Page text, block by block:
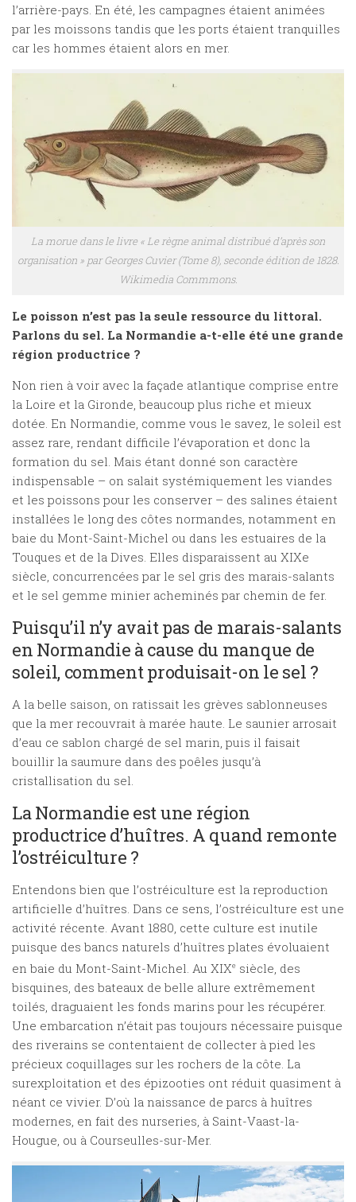
l’arrière-pays. En été, les campagnes étaient animées
par les moissons tandis que les ports étaient tranquilles
car les hommes étaient alors en mer.
La morue dans le livre « Le règne animal distribué d’après son
organisation » par Georges Cuvier (Tome 8), seconde édition de 1828.
Wikimedia Commmons.
Le poisson n’est pas la seule ressource du littoral.
Parlons du sel. La Normandie a-t-elle été une grande
région productrice ?
Non rien à voir avec la façade atlantique comprise entre
la Loire et la Gironde, beaucoup plus riche et mieux
dotée. En Normandie, comme vous le savez, le soleil est
assez rare, rendant difficile l’évaporation et donc la
formation du sel. Mais étant donné son caractère
indispensable – on salait systémiquement les viandes
et les poissons pour les conserver – des salines étaient
installées le long des côtes normandes, notamment en
baie du Mont-Saint-Michel ou dans les estuaires de la
Touques et de la Dives. Elles disparaissent au XIXe
siècle, concurrencées par le sel gris des marais-salants
et le sel gemme minier acheminés par chemin de fer.
Puisqu’il n’y avait pas de marais-salants
en Normandie à cause du manque de
soleil, comment produisait-on le sel ?
A la belle saison, on ratissait les grèves sablonneuses
que la mer recouvrait à marée haute. Le saunier arrosait
d’eau ce sablon chargé de sel marin, puis il faisait
bouillir la saumure dans des poêles jusqu’à
cristallisation du sel.
La Normandie est une région
productrice d’huîtres. A quand remonte
l’ostréiculture ?
Entendons bien que l’ostréiculture est la reproduction
artificielle d’huîtres. Dans ce sens, l’ostréiculture est une
activité récente. Avant 1880, cette culture est inutile
puisque des bancs naturels d’huîtres plates évoluaient
en baie du Mont-Saint-Michel. Au XIXe siècle, des
bisquines, des bateaux de belle allure extrêmement
toilés, draguaient les fonds marins pour les récupérer.
Une embarcation n’était pas toujours nécessaire puisque
des riverains se contentaient de collecter à pied les
précieux coquillages sur les rochers de la côte. La
surexploitation et des épizooties ont réduit quasiment à
néant ce vivier. D’où la naissance de parcs à huîtres
modernes, en fait des nurseries, à Saint-Vaast-la-
Hougue, ou à Courseulles-sur-Mer.